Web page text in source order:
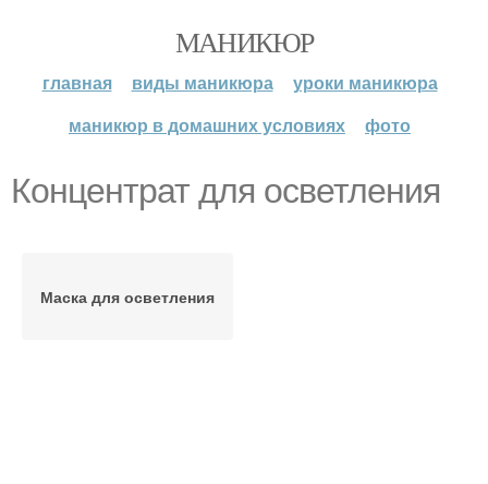
МАНИКЮР
главная виды маникюра
уроки маникюра
маникюр в домашних условиях
фото
Концентрат для осветления
Маска для осветления